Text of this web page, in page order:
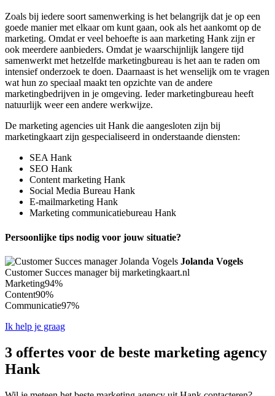
Zoals bij iedere soort samenwerking is het belangrijk dat je op een
goede manier met elkaar om kunt gaan, ook als het aankomt op de
marketing. Omdat er veel behoefte is aan marketing Hank zijn er
ook meerdere aanbieders. Omdat je waarschijnlijk langere tijd
samenwerkt met hetzelfde marketingbureau is het aan te raden om
intensief onderzoek te doen. Daarnaast is het wenselijk om te vragen
wat hun zo speciaal maakt ten opzichte van de andere
marketingbedrijven in je omgeving. Ieder marketingbureau heeft
natuurlijk weer een andere werkwijze.
De marketing agencies uit Hank die aangesloten zijn bij
marketingkaart zijn gespecialiseerd in onderstaande diensten:
SEA Hank
SEO Hank
Content marketing Hank
Social Media Bureau Hank
E-mailmarketing Hank
Marketing communicatiebureau Hank
Persoonlijke tips nodig voor jouw situatie?
Jolanda Vogels
Customer Succes manager bij marketingkaart.nl
Marketing94%
Content90%
Communicatie97%
Ik help je graag
3 offertes voor de beste marketing agency
Hank